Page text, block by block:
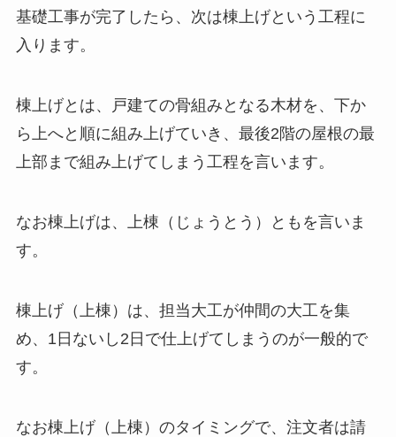
基礎工事が完了したら、次は棟上げという工程に
入ります。
棟上げとは、戸建ての骨組みとなる木材を、下か
ら上へと順に組み上げていき、最後2階の屋根の最
上部まで組み上げてしまう工程を言います。
なお棟上げは、上棟（じょうとう）ともを言いま
す。
棟上げ（上棟）は、担当大工が仲間の大工を集
め、1日ないし2日で仕上げてしまうのが一般的で
す。
なお棟上げ（上棟）のタイミングで、注文者は請